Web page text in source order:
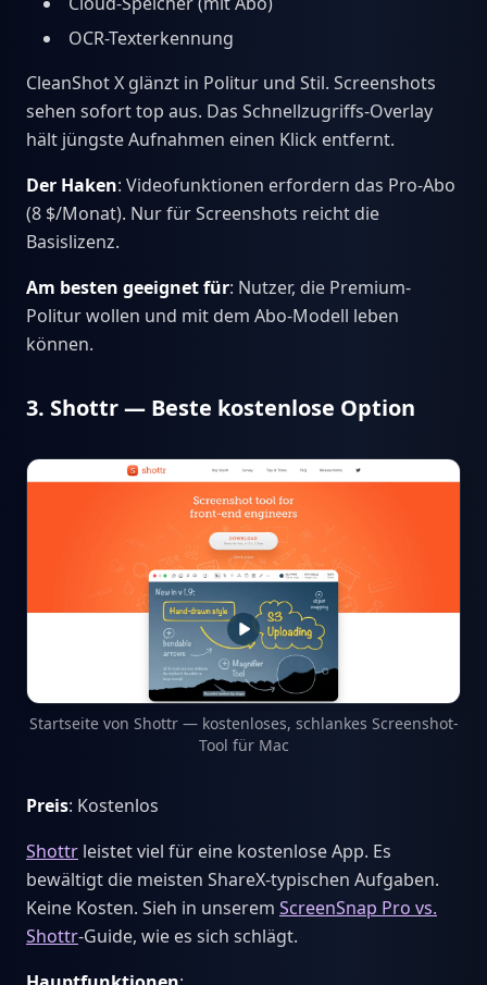
OCR-Texterkennung
CleanShot X glänzt in Politur und Stil. Screenshots
sehen sofort top aus. Das Schnellzugriffs-Overlay
hält jüngste Aufnahmen einen Klick entfernt.
Der Haken: Videofunktionen erfordern das Pro-Abo
(8 $/Monat). Nur für Screenshots reicht die
Basislizenz.
Am besten geeignet für: Nutzer, die Premium-
Politur wollen und mit dem Abo-Modell leben
können.
3. Shottr — Beste kostenlose Option
Startseite von Shottr — kostenloses, schlankes Screenshot-
Tool für Mac
Preis: Kostenlos
Shottr leistet viel für eine kostenlose App. Es
bewältigt die meisten ShareX-typischen Aufgaben.
Keine Kosten. Sieh in unserem ScreenSnap Pro vs.
Shottr-Guide, wie es sich schlägt.